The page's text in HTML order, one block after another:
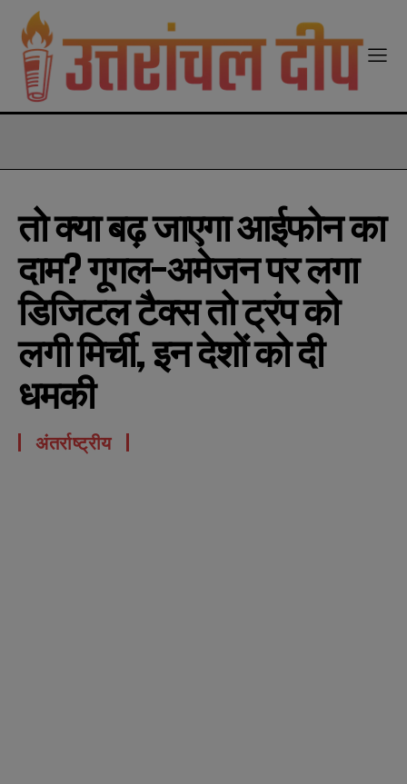
तो क्या बढ़ जाएगा आईफोन का
दाम? गूगल-अमेजन पर लगा
डिजिटल टैक्स तो ट्रंप को
लगी मिर्ची, इन देशों को दी
धमकी
अंतर्राष्ट्रीय